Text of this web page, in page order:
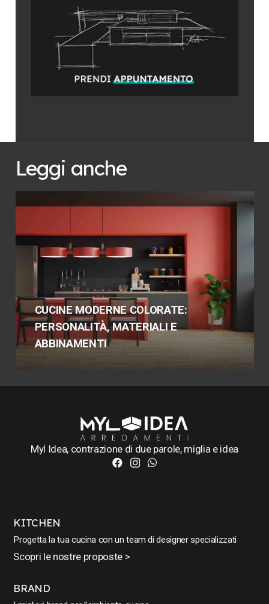
Leggi anche
CUCINE MODERNE COLORATE:
PERSONALITÀ, MATERIALI E
ABBINAMENTI
Myl Idea, contrazione di due parole, miglia e idea
KITCHEN
Progetta la tua cucina con un team di designer specializzati
Scopri le nostre proposte >
BRAND